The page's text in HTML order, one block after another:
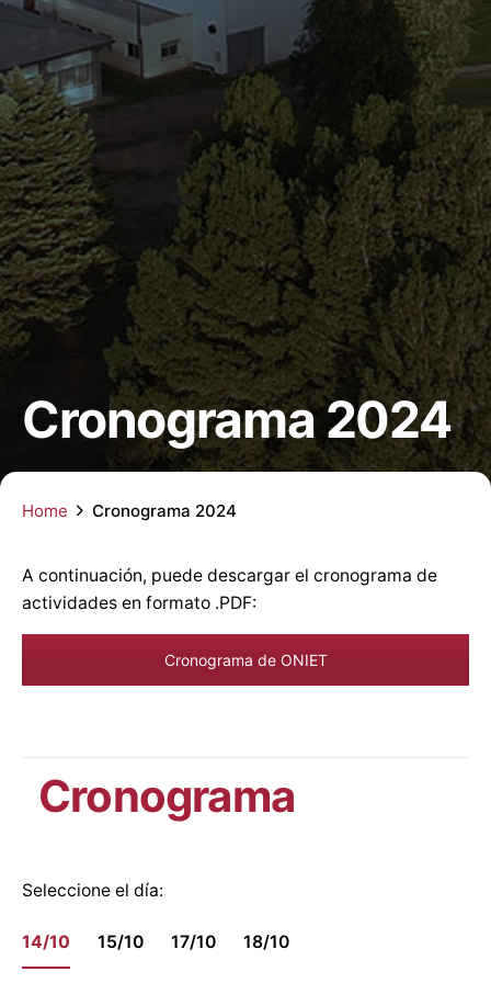
Cronograma 2024
Home Cronograma 2024
A continuación, puede descargar el cronograma de
actividades en formato .PDF:
Cronograma de ONIET
Cronograma
Seleccione el día:
14/10 15/10 17/10 18/10